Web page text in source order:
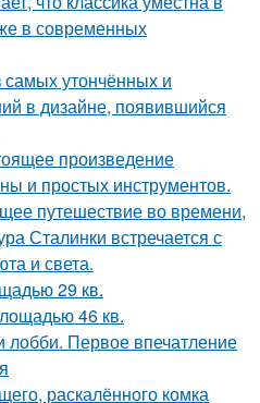
в современных
утончённых и
в дизайне, появившийся
произведение
и простых инструментов.
путешествие во времени,
Сталинки встречается с
и света.
29 кв.
46 кв.
Первое впечатление
раскалённого комка